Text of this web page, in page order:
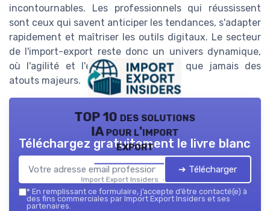
incontournables. Les professionnels qui réussissent
sont ceux qui savent anticiper les tendances, s'adapter
rapidement et maîtriser les outils digitaux. Le secteur
de l'import-export reste donc un univers dynamique,
où l'agilité et l'expertise sont plus que jamais des
atouts majeurs.
TOP 10 des solutions
IA pour l'import
export
Import Export Insiders — 2026
Téléchargez gratuitement le livre blanc
➔ Télécharger
* En remplissant ce formulaire, j’accepte d’être contacté(e) à
des fins commerciales par Import Export Insiders et ses
partenaires.